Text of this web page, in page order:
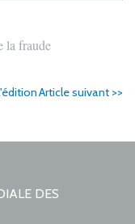
la fraude
Article suivant >>
DES